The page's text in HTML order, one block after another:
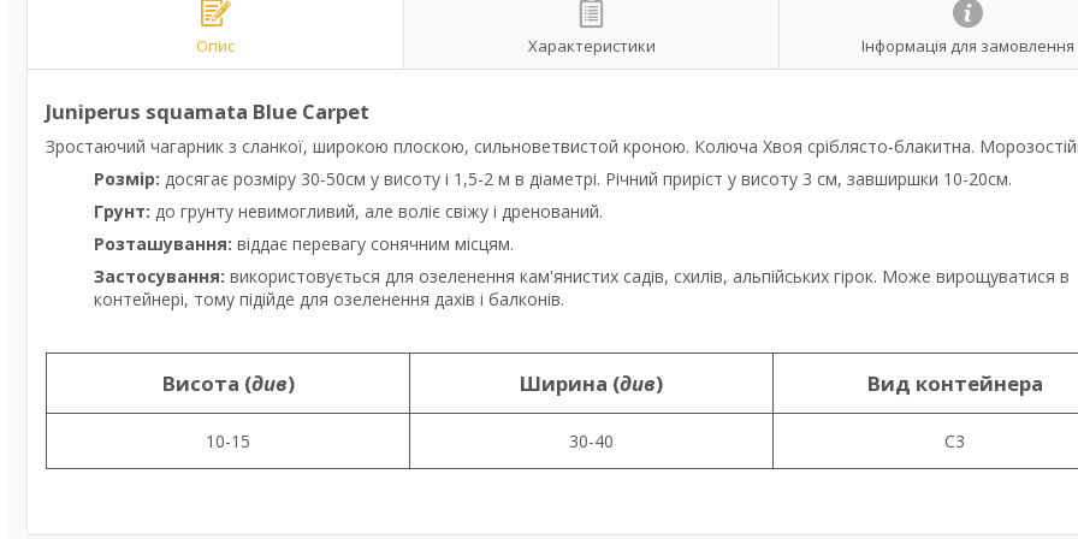
Опис Характеристики Інформація для замовлення
Juniperus squamata Blue Carpet
Зростаючий чагарник з сланкої, широкою плоскою, сильноветвистой кроною. Колюча Хвоя сріблясто-блакитна.
Розмір: досягає розміру 30-50см у висоту і 1,5-2 м в діаметрі. Річний приріст у висоту 3 см, завширшки 10-20см.
Грунт: до грунту невимогливий, але воліє свіжу і дренований.
Розташування: віддає перевагу сонячним місцям.
Застосування: використовується для озеленення кам'янистих садів, схилів, альпійських гірок. Може вирощуватися в
контейнері, тому підійде для озеленення дахів і балконів.
Висота (див) Ширина (див) Вид контейнера
10-15 30-40 С3